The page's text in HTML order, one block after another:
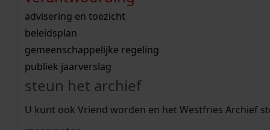
bouwvergunningen
omgevingsvergunningen
vergunningen
beeld en geluid
uitleg nodig?
Wij helpen u op weg met een aantal zoektips.
bekijk alle zoektips
Wij helpen u op weg met een aantal zoektips.
bekijk alle zoektips
bekijk ons geschiedenislokaal
advisering en toezicht
beleidsplan
gemeenschappelijke regeling
publiek jaarverslag
steun het archief
U kunt ook Vriend worden en het Westfries Archief
zoektips
Mijn Studiezaal (inloggen)
uw zoekopdracht te